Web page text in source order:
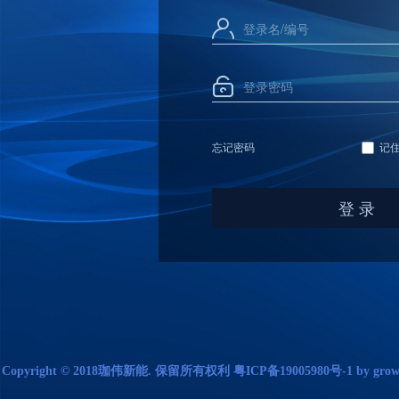
登录名/编号
登录密码
忘记密码 记
登 录
Copyright © 2018珈伟新能. 保留所有权利 粤ICP备19005980号-1 by